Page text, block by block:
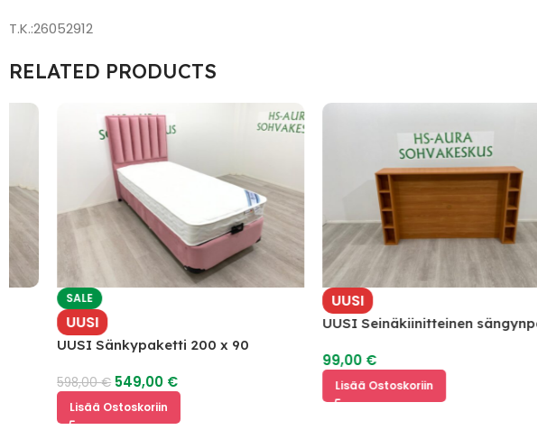
T.K.:26052912
RELATED PRODUCTS
UUSI
UUSI Sänkypaketti 200 x 90
598,00€ 549,00€
Lisää Ostoskoriin
UUSI
UUSI Seinäkiinitteinen sängynpääty
99,00€
Lisää Ostoskoriin